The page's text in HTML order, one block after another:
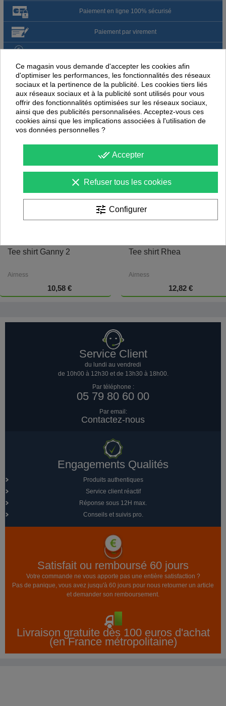
Paiement en ligne 100% sécurisé
Paiement par virement
NOUS PENSONS QUE CES ARTICLES
PEUVENT ÉGALEMENT VOUS INTÉRESSER
PROMOTION
- 44%
Tee shirt Ganny 2
Airness
10,58 €
PROMOTION
Tee shirt Rhea
Airness
12,82 €
Service Client
du lundi au vendredi
de 10h00 à 12h30 et de 13h30 à 18h00.
Par téléphone :
05 79 80 60 00
Par email:
Contactez-nous
Engagements Qualités
Produits authentiques
Service client réactif
Réponse sous 12H max.
Conseils et suivis pro.
Satisfait ou remboursé 60 jours
Votre commande ne vous apporte pas une entière satisfaction ?
Pas de panique, vous avez jusqu'à 60 jours pour nous retourner un article
et demander son remboursement.
Livraison gratuite dès 100 euros d'achat
(en France métropolitaine)
Ce magasin vous demande d'accepter les cookies afin
d'optimiser les performances, les fonctionnalités des réseaux
sociaux et la pertinence de la publicité. Les cookies tiers liés
aux réseaux sociaux et à la publicité sont utilisés pour vous
offrir des fonctionnalités optimisées sur les réseaux sociaux,
ainsi que des publicités personnalisées. Acceptez-vous ces
cookies ainsi que les implications associées à l'utilisation de
vos données personnelles ?
done_all Accepter
clear Refuser tous les cookies
tune Configurer